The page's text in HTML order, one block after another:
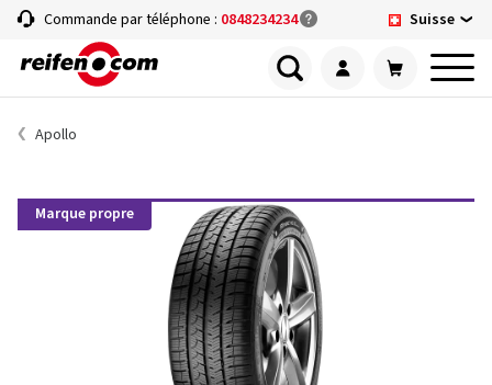
Commande par téléphone : 0848234234 Suisse
Apollo
Marque propre